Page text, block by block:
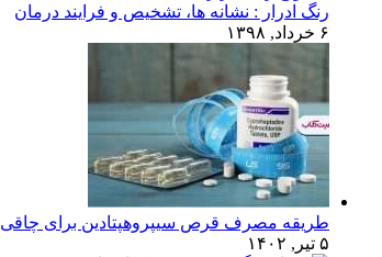
رنگ ادرار : نشانه ها، تشخیص و فرایند درمان
۶ خرداد, ۱۳۹۸
طریقه مصرف قرص سیپروهپتادین برای چاقی
۵ تیر, ۱۴۰۲